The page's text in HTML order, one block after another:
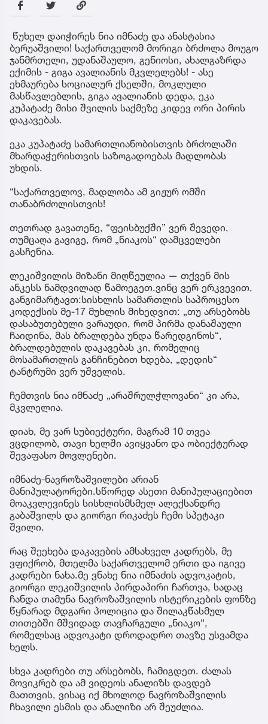
წუხელ დაიჭირეს ნია იმნაძე და ანასტასია
ბერუაშვილი! საქართველომ მორიგი ბრძოლა მოუგო
ჯანმრთელი, უდანაშაულო, გენიოსი, ახალგაზრდა
ექიმის - გიგა ავალიანის მკვლელებს! - ასე
ეხმაურება სოციალურ ქსელში, მოკლული
მასწავლებლის, გიგა ავალიანის დედა, ეკა
კუპატაძე მისი შვილის საქმეზე კიდევ ორი პირის
დაკავებას.
ეკა კუპატაძე სამართლიანობისთვის ბრძოლაში
მხარდაჭერისთვის საზოგადოებას მადლობას
უხდის.
“საქართველოვ, მადლობა ამ გიჟურ ომში
თანაბრძოლისთვის!
თეთრად გავათენე, “ფეისბუქში” ვერ შევედი,
თუმცაღა გავიგე, რომ „ნიაკოს“ დამცველები
გასჩენია.
ლეკიშვილის მიზანი მიღწეულია — თქვენ მის
ანკესს ნამდვილად წამოეგეთ.ვინც ვერ ერკვევით,
განგიმარტავთ:სისხლის სამართლის საპროცესო
კოდექსის მე-17 მუხლის მიხედვით: „თუ არსებობს
დასაბუთებული ვარაუდი, რომ პირმა დანაშაული
ჩაიდინა, მას ბრალდება უნდა წარედგინოს“,
ბრალდებულის დაკავებას კი, რომელიც
მოსამართლის განჩინებით ხდება, „დედის“
ტანტრუმი ვერ უშველის.
ჩემთვის ნია იმნაძე „არაშრულჭლოვანი“ კი არა,
მკვლელია.
დიახ, მე ვარ სუბიექტური, მაგრამ 10 თვეა
ვცდილობ, თავი ხელში ავიყვანო და ობიექტურად
შევაფასო მოვლენები.
იმნაძე-ნავროზაშვილები არიან
მანიპულატორები.სწორედ ასეთი მანიპულაციებით
მოაკვლევინეს სისხლისმსმელ ალექსანდრე
გაბაშვილს და გიორგი რიკაძეს ჩემი სპეტაკი
შვილი.
რაც შეეხება დაკავების ამსახველ კადრებს, მე
ვფიქრობ, მთელმა საქართველომ ერთი და იგივე
კადრები ნახა.მე ვნახე ნია იმნაძის ადვოკატის,
გიორგი ლეკიშვილის პირდაპირი ჩართვა, სადაც
ჩანდა თამუნა ნავროზაშვილის ისტერიკების ფონზე
წყნარად მდგარი პოლიცია და შილაკწასმულ
თითებში მშვიდად თავჩარგული „ნიაკო“,
რომელსაც ადვოკატი დროდადრო თავზე უსვამდა
ხელს.
სხვა კადრები თუ არსებობს, ჩამიგდეთ. ძალას
მოვიკრებ და ამ ვიდეოს ანალიზს დავდებ
მათთვის, ვისაც იქ მხოლოდ ნავროზაშვილის
ჩხავილი ესმის და ანალიზი არ შეუძლია.